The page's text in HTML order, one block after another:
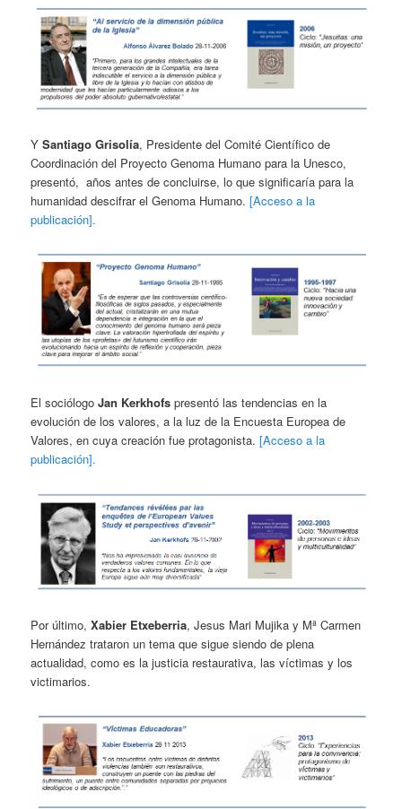
YSantiago Grisolía, Presidente del Comité Científico de
Coordinación del Proyecto Genoma Humano para la Unesco,
presentó, años antes de concluirse, lo que significaría para la
humanidad descifrar el Genoma Humano.[Acceso a la
publicación].
El sociólogo Jan Kerkhofs presentó las tendencias en la
evolución de los valores, a la luz de la Encuesta Europea de
Valores, en cuya creación fue protagonista.[Acceso a la
publicación].
Por último,Xabier Etxeberria, Jesus Mari Mujika y Mª Carmen
Hernández trataron un tema que sigue siendo de plena
actualidad, como es la justicia restaurativa, las víctimas y los
victimarios.